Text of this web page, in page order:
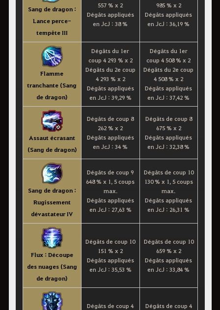
Sang de dragon :
Lance perce-
tempête III
557 % x 2
Dégâts appliqués
en JcJ : 38 %
985 % x 2
Dégâts appliqués
en JcJ : 36,19 %
Flamme
tranchante (Sang
de dragon)
Dégâts du 1er
coup 4 293 % x 2
Dégâts du 2e coup
4 293 % x 2
Dégâts appliqués
en JcJ : 39,29 %
Dégâts du 1er
coup 4 508 % x 2
Dégâts du 2e coup
4 508 % x 2
Dégâts appliqués
en JcJ : 37,42 %
Assaut écrasant
(Sang de dragon)
Dégâts de coup 8
262 % x 2
Dégâts appliqués
en JcJ : 34 %
Dégâts de coup 8
675 % x 2
Dégâts appliqués
en JcJ : 32,38 %
Sang de dragon :
Rugissement
dévastateur IV
Dégâts de coup 9
648 % x 1, 5 coups
max.
Dégâts appliqués
en JcJ : 27,63 %
Dégâts de coup 10
130 % x 1, 5 coups
max.
Dégâts appliqués
en JcJ : 26,31 %
Flux : Découpe
des nuages (Sang
de dragon)
Dégâts de coup 10
151 % x 2
Dégâts appliqués
en JcJ : 35,53 %
Dégâts de coup 10
659 % x 2
Dégâts appliqués
en JcJ : 33,84 %
Dégâts de coup 4
Dégâts de coup 4